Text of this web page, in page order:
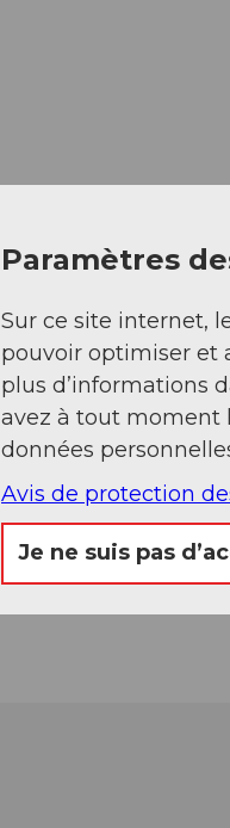
Paramètres
Sur ce site internet,
pouvoir optimiser et
plus d’informations
avez à tout moment
données
Avis de protection
Je ne suis pas